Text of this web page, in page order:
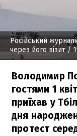
Російський
через його візит /
Володимир
гостями 1
приїхав у
дня
протест